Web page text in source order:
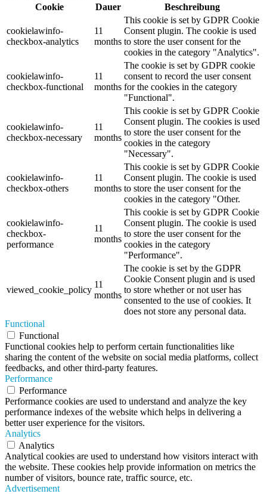
Cookie
Dauer Beschreibung
cookielawinfo-
checkbox-analytics
11
months
This cookie is set by GDPR Cookie
Consent plugin. The cookie is used
to store the user consent for the
cookies in the category "Analytics".
cookielawinfo-
checkbox-functional
11
months
The cookie is set by GDPR cookie
consent to record the user consent
for the cookies in the category
"Functional".
cookielawinfo-
checkbox-necessary
11
months
This cookie is set by GDPR Cookie
Consent plugin. The cookies is used
to store the user consent for the
cookies in the category
"Necessary".
cookielawinfo-
checkbox-others
11
months
This cookie is set by GDPR Cookie
Consent plugin. The cookie is used
to store the user consent for the
cookies in the category "Other.
cookielawinfo-
checkbox-
performance
11
months
This cookie is set by GDPR Cookie
Consent plugin. The cookie is used
to store the user consent for the
cookies in the category
"Performance".
viewed_cookie_policy
11
months
The cookie is set by the GDPR
Cookie Consent plugin and is used
to store whether or not user has
consented to the use of cookies. It
does not store any personal data.
Functional
Functional
Functional cookies help to perform certain functionalities like
sharing the content of the website on social media platforms, collect
feedbacks, and other third-party features.
Performance
Performance
Performance cookies are used to understand and analyze the key
performance indexes of the website which helps in delivering a
better user experience for the visitors.
Analytics
Analytics
Analytical cookies are used to understand how visitors interact with
the website. These cookies help provide information on metrics the
number of visitors, bounce rate, traffic source, etc.
Advertisement